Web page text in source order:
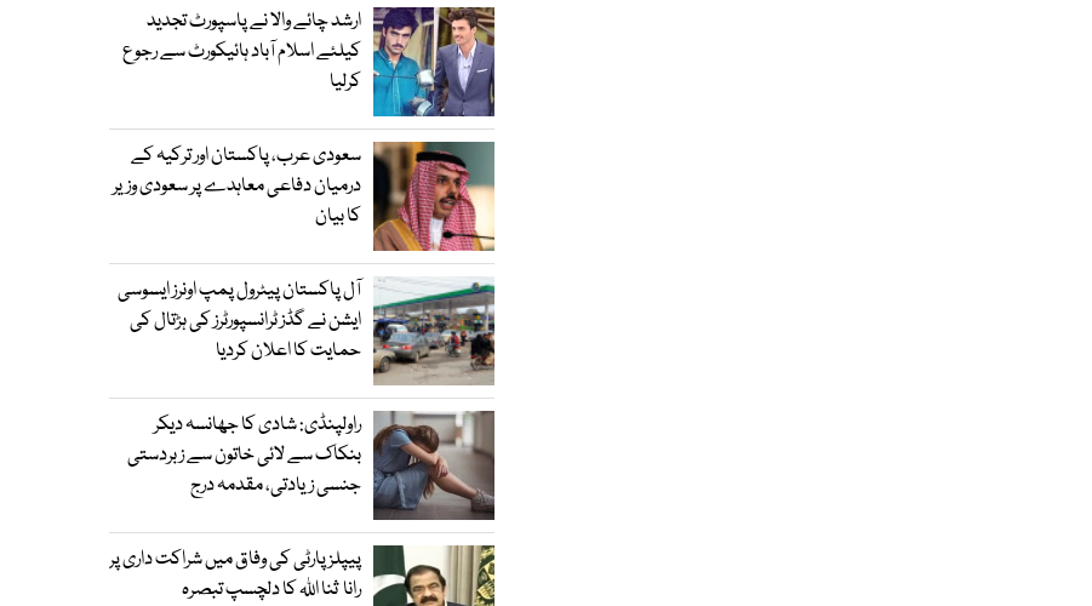
ارشد چائے والا نے پاسپورٹ تجدید
کیلئے اسلام آباد ہائیکورٹ سے رجوع
کرلیا
سعودی عرب، پاکستان اور ترکیہ کے
درمیان دفاعی معاہدے پر سعودی وزیر
کا بیان
آل پاکستان پیٹرول پمپ اونرز ایسوسی
ایشن نے گڈز ٹرانسپورٹرز کی ہڑتال کی
حمایت کا اعلان کردیا
راولپنڈی: شادی کا جھانسہ دیکر
بنکاک سے لائی خاتون سے زبردستی
جنسی زیادتی، مقدمہ درج
پیپلز پارٹی کی وفاق میں شراکت داری پر
رانا ثنا اللہ کا دلچسپ تبصرہ